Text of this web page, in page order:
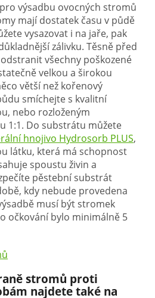
výsadbu ovocných stromů
mají dostatek času v půdě
vysazovat i na jaře, pak
zálivku. Těsně před
všechny poškozené
velkou a širokou
větší než kořenový
smíchejte s kvalitní
nebo rozloženým
1:1. Do substrátu můžete
hnojivo Hydrosorb PLUS,
látku, která má schopnost
spoustu živin a
pěstební substrát
kdy nebude provedena
musí být stromek
očkování bylo minimálně 5
stromů proti
najdete také na